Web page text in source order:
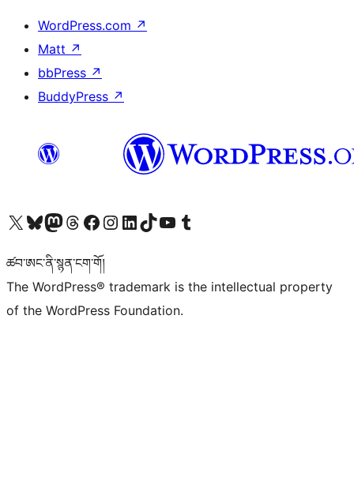
WordPress.com ↗
Matt ↗
bbPress ↗
BuddyPress ↗
Visit our X (formerly Twitter) account
Visit our Bluesky account
Visit our Mastodon account
Visit our Threads account
Visit our Facebook page
Visit our Instagram account
Visit our LinkedIn account
Visit our TikTok account
Visit our YouTube channel
Visit our Tumblr account
ཚབ་ཨང་ནི་སྙན་ངག་གོ།
The WordPress® trademark is the intellectual property
of the WordPress Foundation.